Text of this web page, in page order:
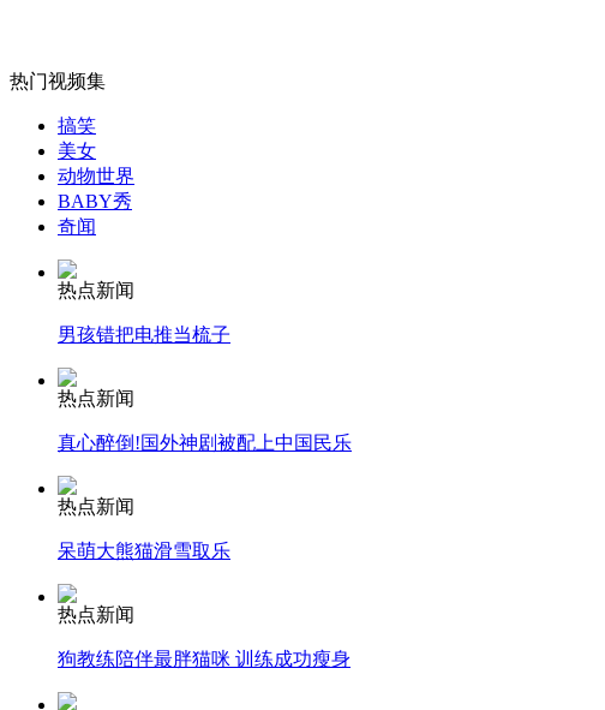
无痛分娩是否安全 医生回应
外交部：反对强权政治霸凌主义
外交部：有关国家言论片面不公正
走！跟着总书记去植树
花炮节热闹非凡
热门视频集
搞笑
美女
动物世界
BABY秀
奇闻
热点新闻
男孩错把电推当梳子
热点新闻
真心醉倒!国外神剧被配上中国民乐
热点新闻
呆萌大熊猫滑雪取乐
热点新闻
狗教练陪伴最胖猫咪 训练成功瘦身